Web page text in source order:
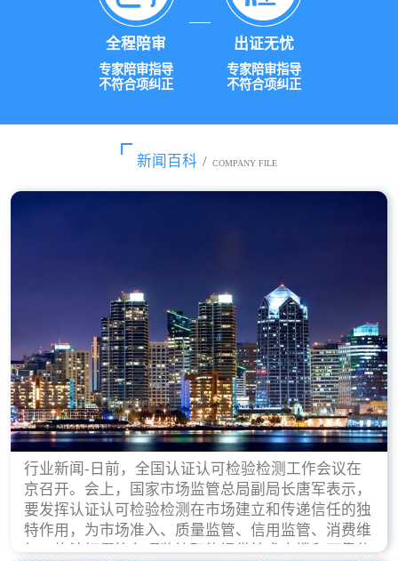
全程陪审
专家陪审指导
不符合项纠正
出证无忧
专家陪审指导
不符合项纠正
新闻百科 / COMPANY FILE
行业新闻-日前，全国认证认可检验检测工作会议在
京召开。会上，国家市场监管总局副局长唐军表示，
要发挥认证认可检验检测在市场建立和传递信任的独
特作用，为市场准入、质量监管、信用监管、消费维
权、执法打假等各项监管职能提供技术支撑和可靠依